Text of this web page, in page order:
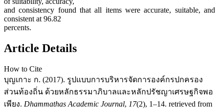
and consistency found that all items were accurate, suitable, and
consistent at 96.82
percents.
Article Details
How to Cite
บุญเกาะ ก. (2017). รูปแบบการบริหารจัดการองค์กรปกครอง
ส่วนท้องถิ่น ด้วยหลักธรรมาภิบาลและหลักปรัชญาเศรษฐกิจพอ
เพียง. Dhammathas Academic Journal, 17(2), 1–14. retrieved from